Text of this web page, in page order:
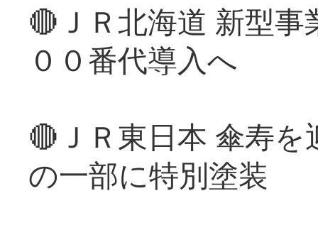
🔴ＪＲ北海道 新型
００番代導入へ
🔴ＪＲ東日本 傘寿
の一部に特別塗装